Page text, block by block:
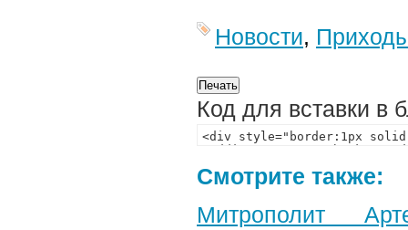
Новости,
Код для вставки в
Смотрите также:
Митрополит